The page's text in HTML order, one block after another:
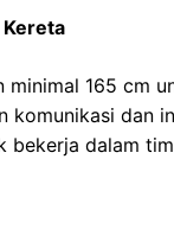
minimal 165 cm
komunikasi dan
bekerja dalam tim